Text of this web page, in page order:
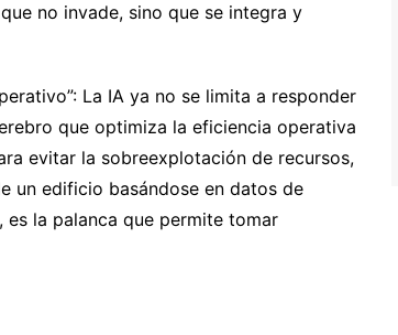
no invade, sino que se integra y
La IA ya no se limita a responder
que optimiza la eficiencia operativa
evitar la sobreexplotación de recursos,
un edificio basándose en datos de
la palanca que permite tomar